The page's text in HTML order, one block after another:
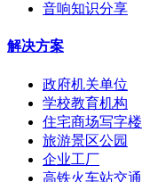
音响知识分享
解决方案
政府机关单位
学校教育机构
住宅商场写字楼
旅游景区公园
企业工厂
高铁火车站交通